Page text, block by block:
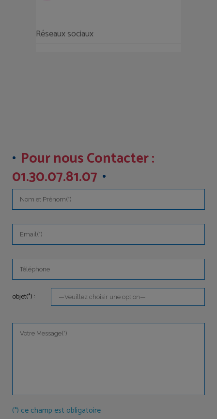
Réseaux sociaux
Pour nous Contacter :
01.30.07.81.07
objet(*) :
(*) ce champ est obligatoire